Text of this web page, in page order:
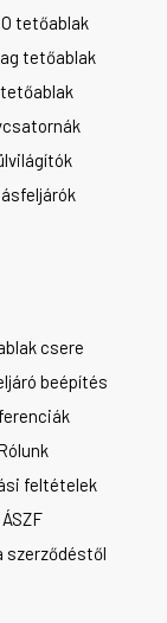
tetőablak
tetőablak
csere
beépítés
feltételek
ÁSZF
szerződéstől